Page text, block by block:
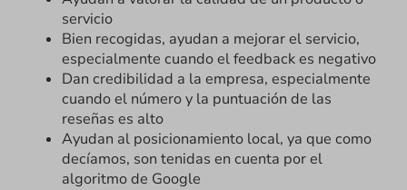
servicio
Bien recogidas, ayudan a mejorar el servicio,
especialmente cuando el feedback es negativo
Dan credibilidad a la empresa, especialmente
cuando el número y la puntuación de las
reseñas es alto
Ayudan al posicionamiento local, ya que como
decíamos, son tenidas en cuenta por el
algoritmo de Google